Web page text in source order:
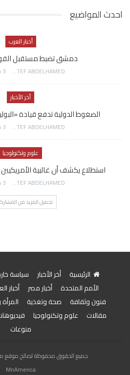
احدث المواضيع
أخبار العرب
دمشق تضبط مستقبل
AWATEF ABDELHAMED 3 ساعات منذ
أخر الأخبار
الضغوط الدولية تدفع قيادة
AWATEF ABDELHAMED 3 ساعات منذ
علوم وتكنولوجيا
استطلاع يكشف أن غالبية
AWATEF ABDELHAMED 3 ساعات منذ
تحميل المزيد من
الرئيسية أخر الأخبار سياسة
الأمم المتحدة
أخبار مصر أخبار
فنون وثقافة
صحة وتغذية
مقالات
علوم وتكنولوجيا
منوعات
جميع الحقوق محفوظة لصالح موقع من
MnAmerica